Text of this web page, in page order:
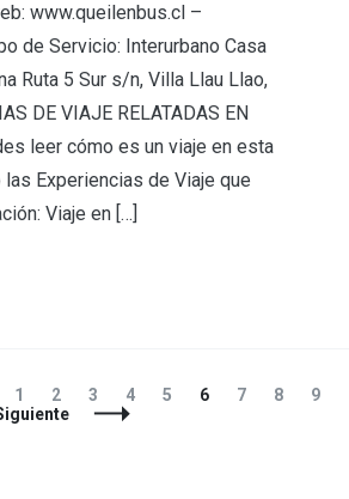
www.queilenbus.cl –
de Servicio: Interurbano Casa
Ruta 5 Sur s/n, Villa Llau Llao,
DE VIAJE RELATADAS EN
leer cómo es un viaje en esta
Experiencias de Viaje que
Viaje en […]
Página
1 Página
2 Página
3 Página
4 Página
5 Página
6 Página
7 Página
8 9